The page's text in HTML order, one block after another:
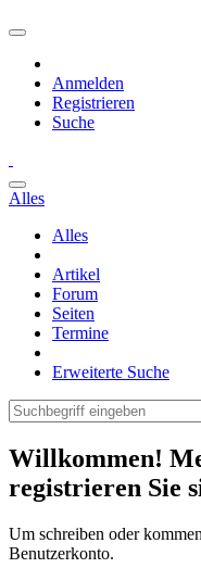
Anmelden
Registrieren
Suche
Alles
Alles
Artikel
Forum
Seiten
Termine
Erweiterte Suche
Willkommen!
registrieren Sie
Um schreiben oder
Benutzerkonto.